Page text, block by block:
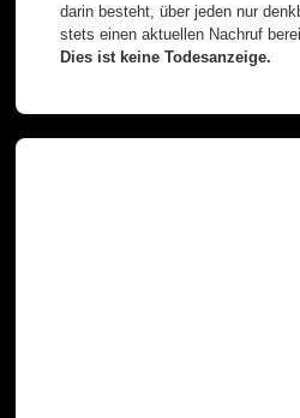
darin besteht, über jeden nur
stets einen aktuellen Nachruf
Dies ist keine Todesanzeige.